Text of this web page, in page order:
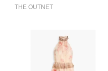
THE OUTNET